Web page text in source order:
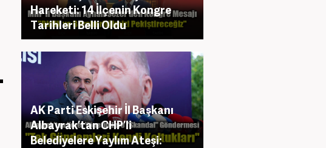
Hareketi: 14 İlçenin Kongre
Tarihleri Belli Oldu
AK Parti Eskişehir İl Başkanı
Albayrak’tan CHP’li
Belediyelere Yaylım Ateşi: